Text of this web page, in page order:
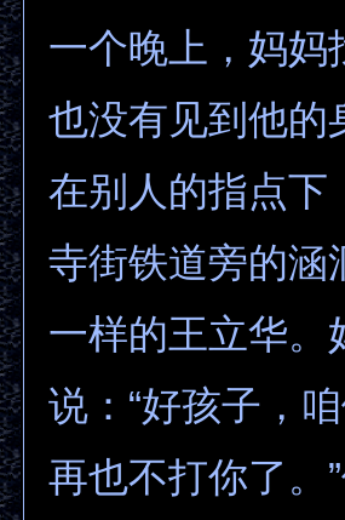
一个晚上，妈妈
也没有见到他的
在别人的指点下
寺街铁道旁的涵
一样的王立华。
说：“好孩子，
再也不打你了。